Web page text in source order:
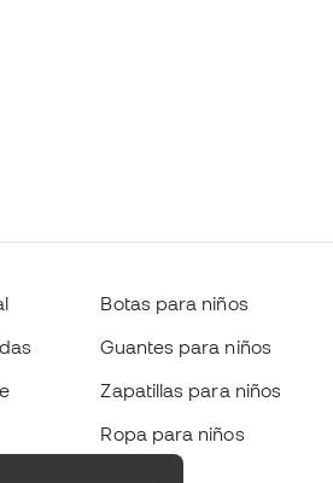
Botas para niños
Guantes para niños
Zapatillas para niños
Ropa para niños